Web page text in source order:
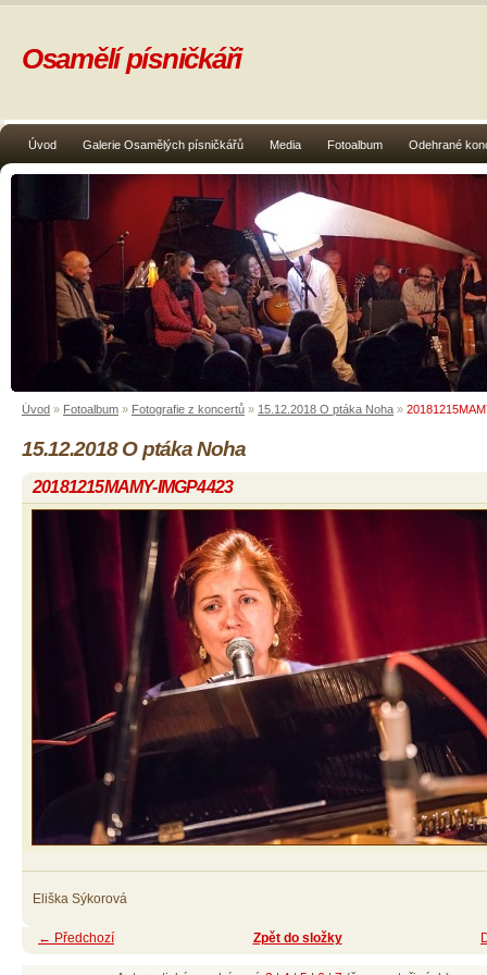
Úvod Galerie Osamělých písničkářů Media Fotoalbum Odehrané
Osamělí písničkáři
Úvod » Fotoalbum » Fotografie z koncertů » 15.12.2018 O ptáka Noha »
15.12.2018 O ptáka Noha
20181215MAMY-IMGP4423
Eliška Sýkorová
← Předchozí Zpět do složky